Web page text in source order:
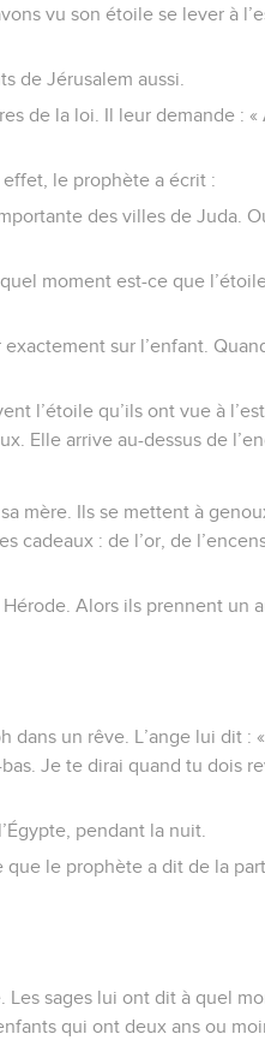
vu son étoile se lever à
de Jérusalem aussi.
de la loi. Il leur demande : «
le prophète a écrit :
des villes de Juda.
moment est-ce que
sur l’enfant.
l’étoile qu’ils ont vue à
Elle arrive au-dessus de
mère. Ils se mettent à
cadeaux : de l’or, de
Alors ils prennent un
dans un rêve. L’ange lui dit :
Je te dirai quand tu dois
pendant la nuit.
que le prophète a dit de la
Les sages lui ont dit à quel
qui ont deux ans ou